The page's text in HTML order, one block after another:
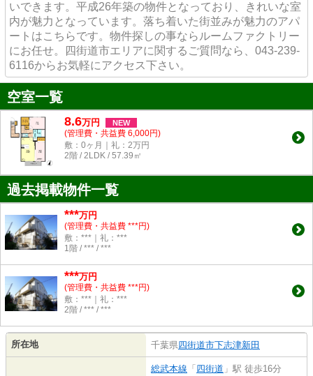
いできます。平成26年築の物件となっており、きれいな室
内が魅力となっています。落ち着いた街並みが魅力のアパ
ートはこちらです。物件探しの事ならルームファクトリー
にお任せ。四街道市エリアに関するご質問なら、043-239-
6116からお気軽にアクセス下さい。
空室一覧
8.6万円 NEW
(管理費・共益費 6,000円)
敷：0ヶ月｜礼：2万円
2階 / 2LDK / 57.39㎡
過去掲載物件一覧
***万円
(管理費・共益費 ***円)
敷：***｜礼：***
1階 / *** / ***
***万円
(管理費・共益費 ***円)
敷：***｜礼：***
2階 / *** / ***
所在地 千葉県四街道市下志津新田
総武本線 「 四街道 」駅 徒歩16分